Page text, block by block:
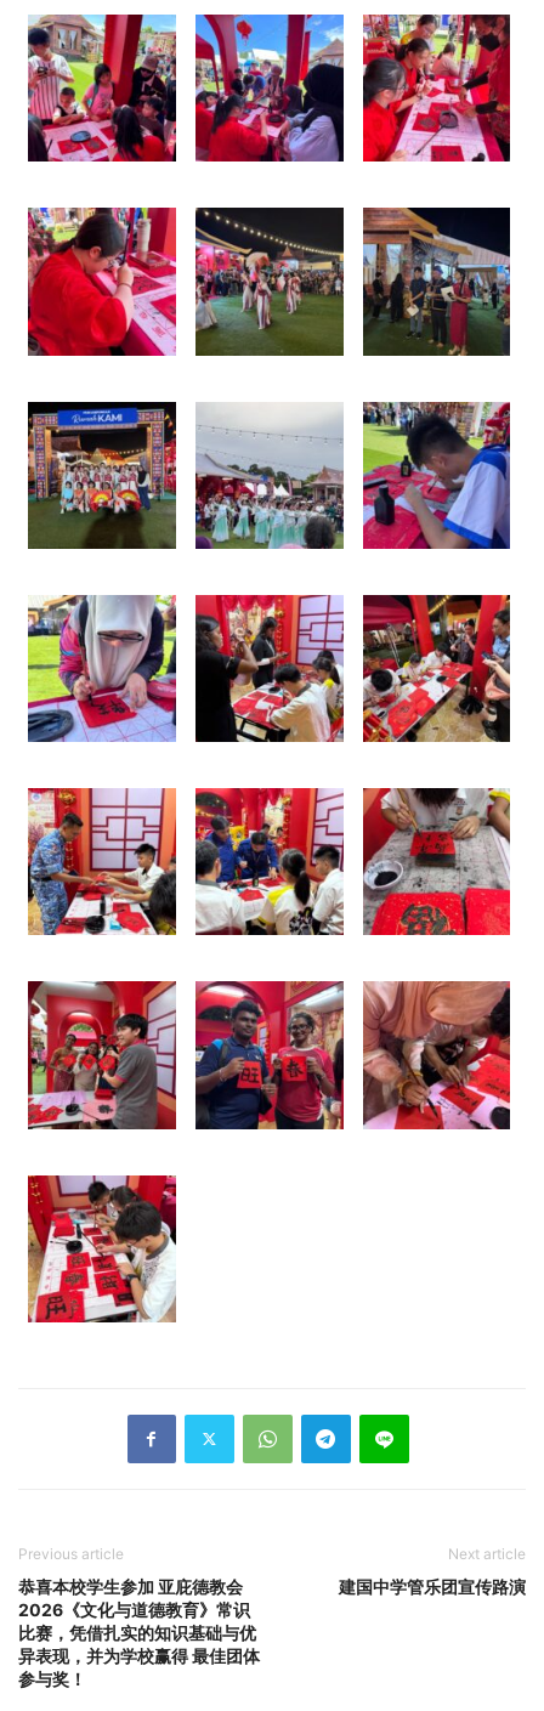
Previous article
恭喜本校学生参加 亚庇德教会
2026《文化与道德教育》常识
比赛，凭借扎实的知识基础与优
异表现，并为学校赢得 最佳团体
参与奖！
Next article
建国中学管乐团宣传路演